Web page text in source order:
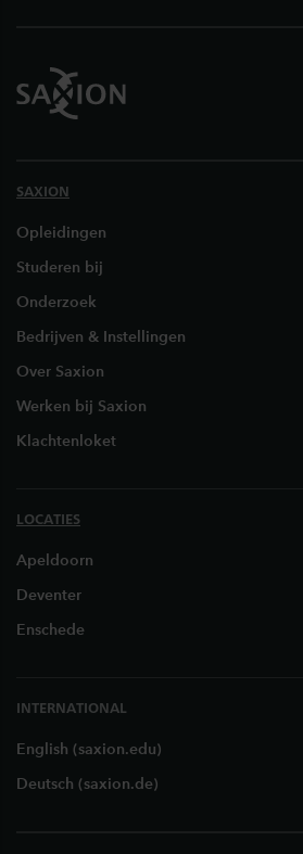
SAXION
Opleidingen
Studeren bij
Onderzoek
Bedrijven & Instellingen
Over Saxion
Werken bij Saxion
Klachtenloket
LOCATIES
Apeldoorn
Deventer
Enschede
INTERNATIONAL
English (saxion.edu)
Deutsch (saxion.de)